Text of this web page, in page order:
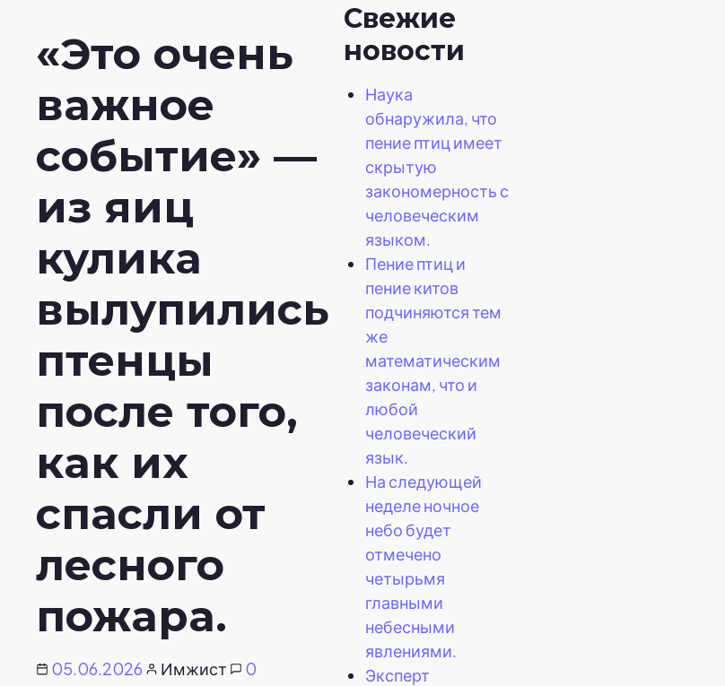
«Это очень
важное
событие» —
из яиц
кулика
вылупились
птенцы
после того,
как их
спасли от
лесного
пожара.
05.06.2026 Имжист
0
Свежие
новости
Наука
обнаружила, что
пение птиц имеет
скрытую
закономерность с
человеческим
языком.
Пение птиц и
пение китов
подчиняются тем
же
математическим
законам, что и
любой
человеческий
язык.
На следующей
неделе ночное
небо будет
отмечено
четырьмя
главными
небесными
явлениями.
Эксперт